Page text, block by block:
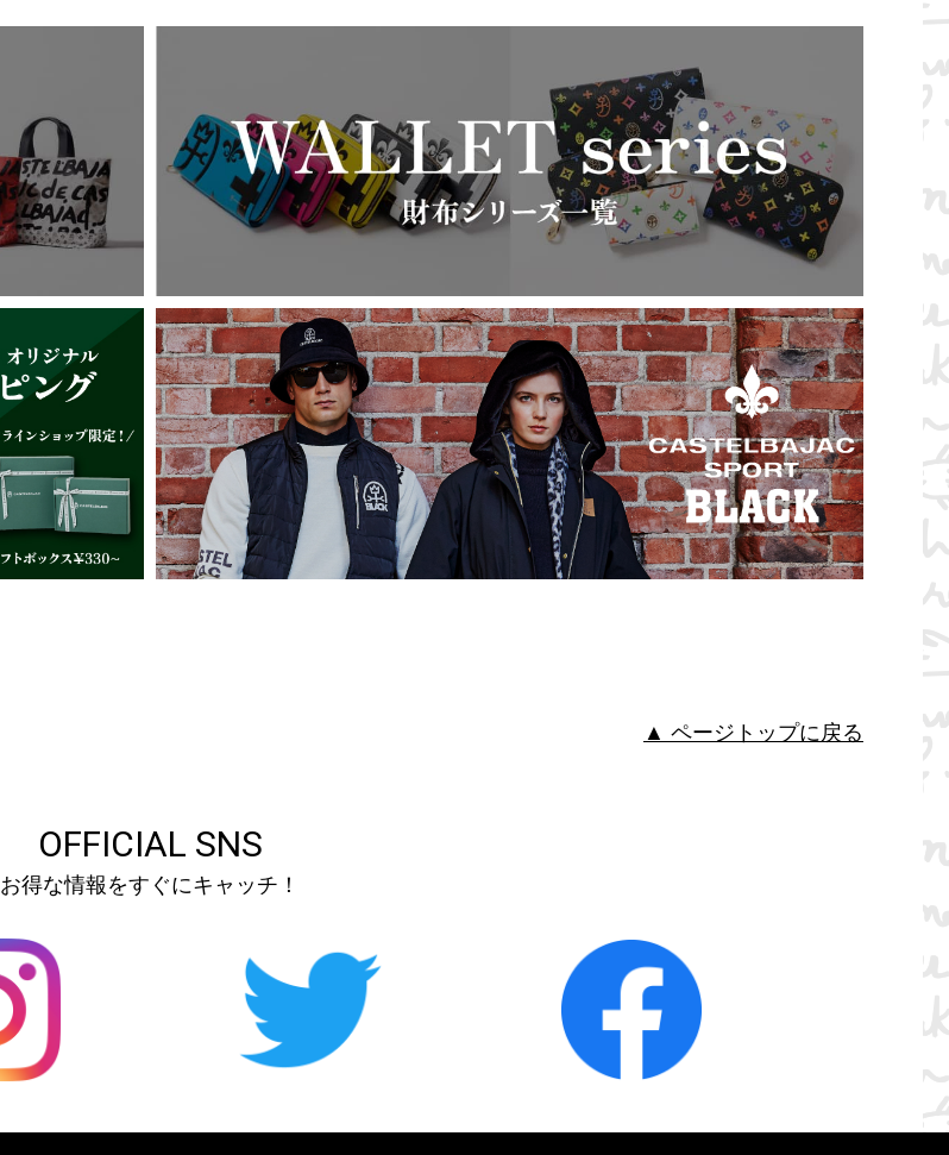
▲ ページトップに戻る
OFFICIAL SNS
お得な情報をすぐにキャッチ！